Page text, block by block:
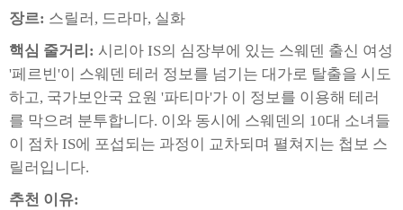
장르: 스릴러, 드라마, 실화
핵심 줄거리: 시리아 IS의 심장부에 있는 스웨덴 출신 여성
'페르빈'이 스웨덴 테러 정보를 넘기는 대가로 탈출을 시도
하고, 국가보안국 요원 '파티마'가 이 정보를 이용해 테러
를 막으려 분투합니다. 이와 동시에 스웨덴의 10대 소녀들
이 점차 IS에 포섭되는 과정이 교차되며 펼쳐지는 첩보 스
릴러입니다.
추천 이유: